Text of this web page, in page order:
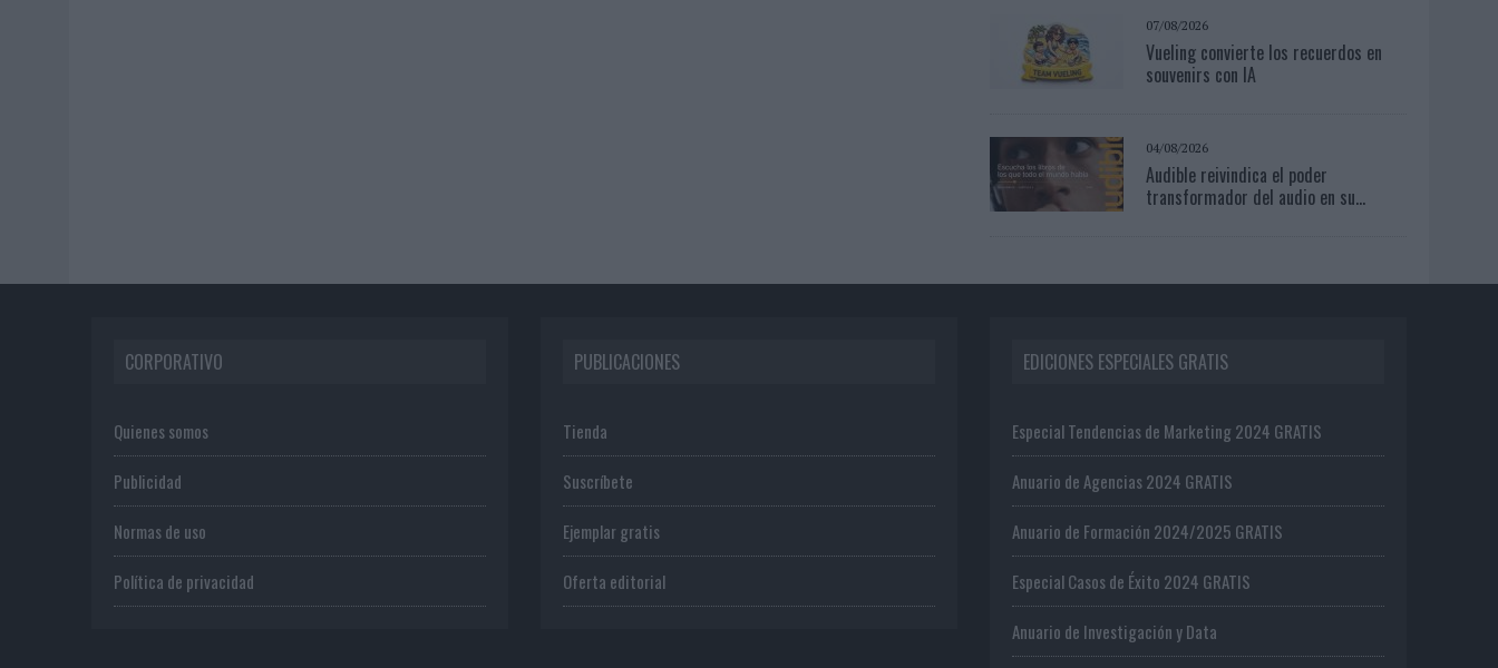
07/08/2026
Vueling convierte los recuerdos en
souvenirs con IA
04/08/2026
Audible reivindica el poder
transformador del audio en su...
CORPORATIVO
Quienes somos
Publicidad
Normas de uso
Política de privacidad
PUBLICACIONES
Tienda
Suscríbete
Ejemplar gratis
Oferta editorial
EDICIONES ESPECIALES GRATIS
Especial Tendencias de Marketing 2024 GRATIS
Anuario de Agencias 2024 GRATIS
Anuario de Formación 2024/2025 GRATIS
Especial Casos de Éxito 2024 GRATIS
Anuario de Investigación y Data